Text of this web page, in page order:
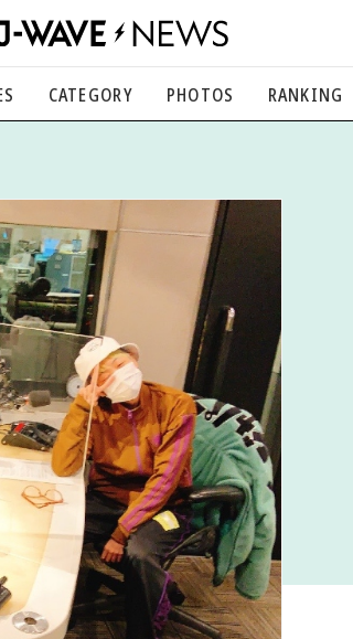
CATEGORY
映画、芸能、舞台、スポーツなど
カルチャー
アート、文芸、マンガなど
ライフスタイル
食、健康、美容…暮らし豊かに
社会
国内、海外の気になるトピック
PHOTOS RANKING